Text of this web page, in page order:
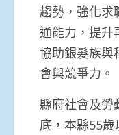
趨勢，強化求
通能力，提升
協助銀髮族與
會與競爭力。
縣府社會及勞
底，本縣55